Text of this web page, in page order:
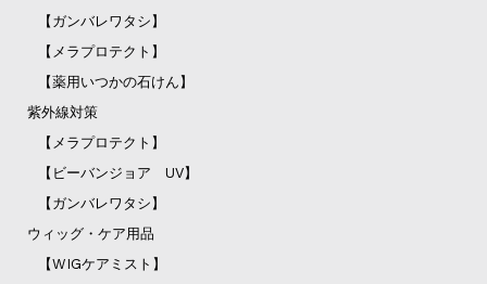
【ガンバレワタシ】
【メラプロテクト】
【薬用いつかの石けん】
紫外線対策
【メラプロテクト】
【ビーバンジョア UV】
【ガンバレワタシ】
ウィッグ・ケア用品
【WIGケアミスト】